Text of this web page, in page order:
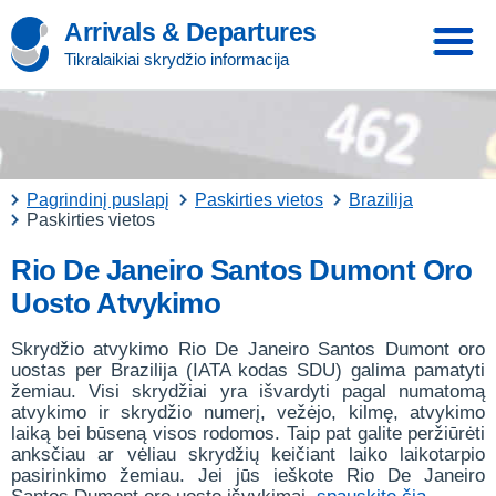
Arrivals & Departures
Tikralaikiai skrydžio informacija
Pagrindinį puslapį Paskirties vietos
Brazilija
Paskirties vietos
Rio De Janeiro Santos Dumont Oro
Uosto Atvykimo
Skrydžio atvykimo Rio De Janeiro Santos Dumont oro
uostas per Brazilija (IATA kodas SDU) galima pamatyti
žemiau. Visi skrydžiai yra išvardyti pagal numatomą
atvykimo ir skrydžio numerį, vežėjo, kilmę, atvykimo
laiką bei būseną visos rodomos. Taip pat galite peržiūrėti
anksčiau ar vėliau skrydžių keičiant laiko laikotarpio
pasirinkimo žemiau. Jei jūs ieškote Rio De Janeiro